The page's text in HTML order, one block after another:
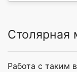
Столярная
Работа с таким